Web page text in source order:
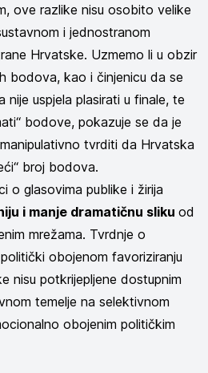
ove razlike nisu osobito velike
i jednostranom
Hrvatske. Uzmemo li u obzir
bodova, kao i činjenicu da se
nije uspjela plasirati u finale, te
bodove, pokazuje se da je
tvrditi da Hrvatska
broj bodova.
o glasovima publike i žirija
i manje dramatičnu sliku od
mrežama. Tvrdnje o
obojenom favoriziranju
nisu potkrijepljene dostupnim
temelje na selektivnom
obojenim političkim